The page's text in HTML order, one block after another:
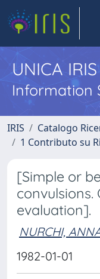
UNICA IRIS
Information
IRIS
Catalogo
1 Contributo su
[Simple or
convulsions.
evaluation].
NURCHI,
1982-01-01